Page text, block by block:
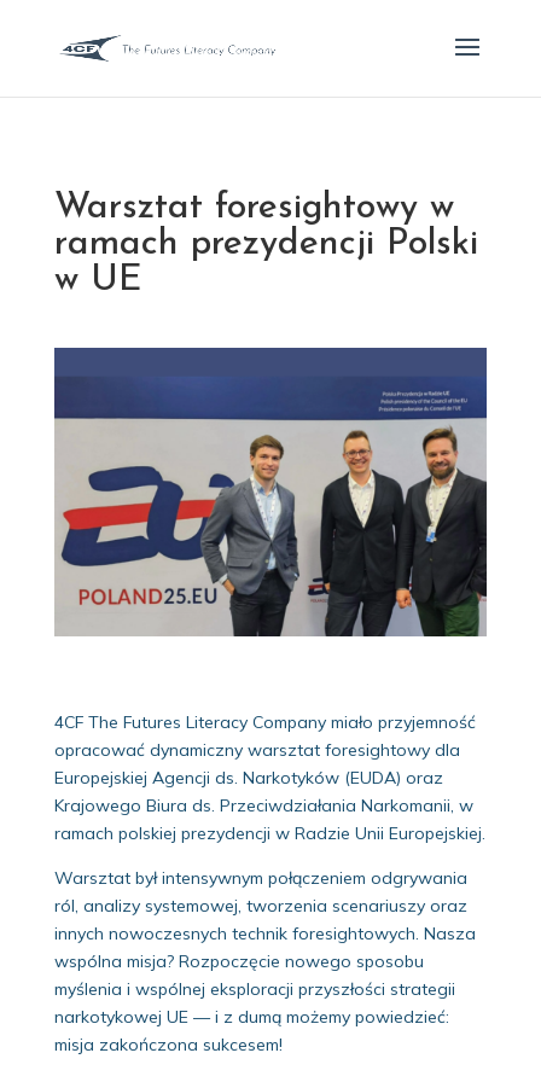
Warsztat foresightowy w
ramach prezydencji Polski
w UE
4CF The Futures Literacy Company miało przyjemność
opracować dynamiczny warsztat foresightowy dla
Europejskiej Agencji ds. Narkotyków (EUDA) oraz
Krajowego Biura ds. Przeciwdziałania Narkomanii, w
ramach polskiej prezydencji w Radzie Unii Europejskiej.
Warsztat był intensywnym połączeniem odgrywania
ról, analizy systemowej, tworzenia scenariuszy oraz
innych nowoczesnych technik foresightowych. Nasza
wspólna misja? Rozpoczęcie nowego sposobu
myślenia i wspólnej eksploracji przyszłości strategii
narkotykowej UE — i z dumą możemy powiedzieć:
misja zakończona sukcesem!